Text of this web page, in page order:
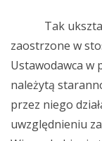
Tak
zaostrzone w
Ustawodawca w
należytą
przez niego
uwzględnieniu